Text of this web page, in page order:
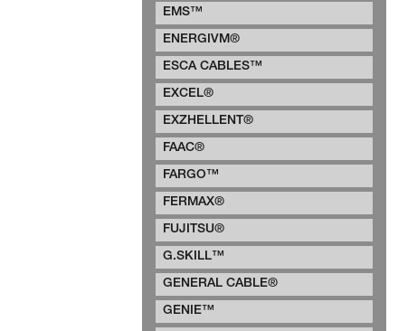
EMS™
ENERGIVM®
ESCA CABLES™
EXCEL®
EXZHELLENT®
FAAC®
FARGO™
FERMAX®
FUJITSU®
G.SKILL™
GENERAL CABLE®
GENIE™